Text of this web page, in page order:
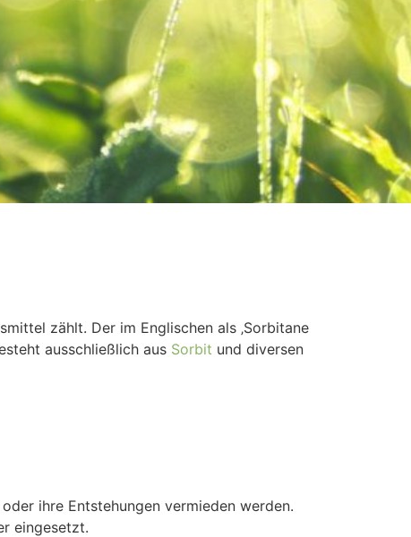
zählt. Der im Englischen als ‚Sorbitane
ausschließlich aus Sorbit und diversen
ihre Entstehungen vermieden werden.
eingesetzt.